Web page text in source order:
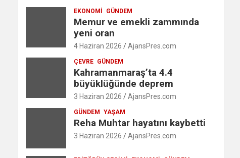
EKONOMI GÜNDEM
Memur ve emekli zammında
yeni oran
4 Haziran 2026 AjansPres.com
ÇEVRE GÜNDEM
Kahramanmaraş’ta 4.4
büyüklüğünde deprem
3 Haziran 2026 AjansPres.com
GÜNDEM YAŞAM
Reha Muhtar hayatını kaybetti
3 Haziran 2026 AjansPres.com